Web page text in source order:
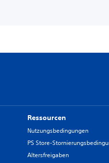
Ressourcen
Nutzungsbedingungen
PS Store-
Altersfreigaben